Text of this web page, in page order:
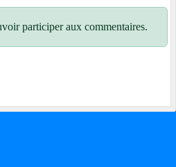
participer aux commentaires.